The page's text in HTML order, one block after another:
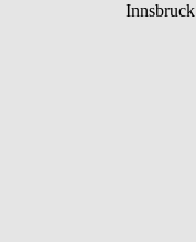
Innsbruck